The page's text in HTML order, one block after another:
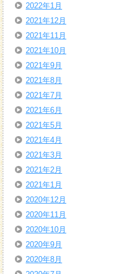
2022年1月
2021年12月
2021年11月
2021年10月
2021年9月
2021年8月
2021年7月
2021年6月
2021年5月
2021年4月
2021年3月
2021年2月
2021年1月
2020年12月
2020年11月
2020年10月
2020年9月
2020年8月